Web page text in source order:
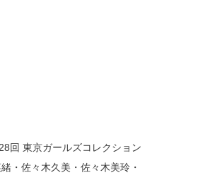
回 東京ガールズコレクション
・佐々木久美・佐々木美玲・